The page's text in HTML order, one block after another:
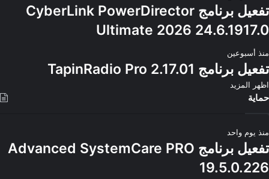
تفعيل برنامج CyberLink PowerDirector
Ultimate 2026 24.6.1917.0
منذ أسبوعين
تفعيل برنامج TapinRadio Pro 2.17.01
اظهر المزيد
حماية
منذ يوم واحد
تفعيل برنامج Advanced SystemCare PRO
19.5.0.226